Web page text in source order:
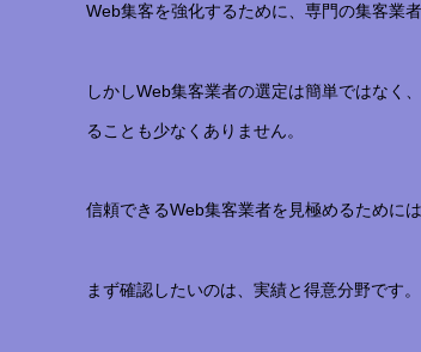
Web集客を強化するために、専門の集客業
しかしWeb集客業者の選定は簡単ではなく
ることも少なくありません。
信頼できるWeb集客業者を見極めるために
まず確認したいのは、実績と得意分野です。